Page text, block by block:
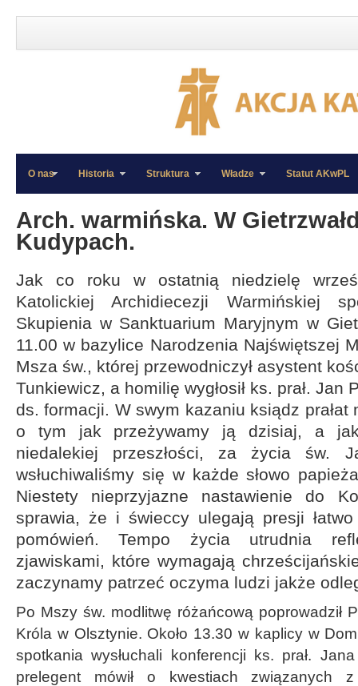
»
»
O nas Historia Struktura Władze Statut AKwPL
Arch. warmińska. W
Kudypach.
Jak co roku w ostatnią niedzielę
Katolickiej Archidiecezji Warmińskiej
Skupienia w Sanktuarium Maryjnym w
11.00 w bazylice Narodzenia Najświętszej
Msza św., której przewodniczył asystent
Tunkiewicz, a homilię wygłosił ks. prał. Jan
ds. formacji. W swym kazaniu ksiądz prałat
o tym jak przeżywamy ją dzisiaj, a
niedalekiej przeszłości, za życia św.
wsłuchiwaliśmy się w każde słowo
Niestety nieprzyjazne nastawienie do
sprawia, że i świeccy ulegają presji
pomówień. Tempo życia utrudnia
zjawiskami, które wymagają
zaczynamy patrzeć oczyma ludzi jakże
Po Mszy św. modlitwę różańcową poprowadził
Króla w Olsztynie. Około 13.30 w kaplicy w
spotkania wysłuchali konferencji ks. prał.
prelegent mówił o kwestiach związanych z